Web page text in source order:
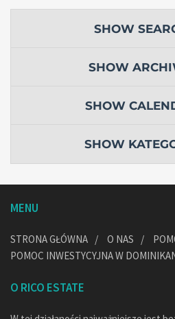
SHOW
SHOW
SHOW
SHOW
MENU
STRONA GŁÓWNA O NAS
POMOC INWESTYCYJNA W
O RICO ESTATE